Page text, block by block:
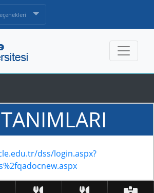
dss/login.aspx?